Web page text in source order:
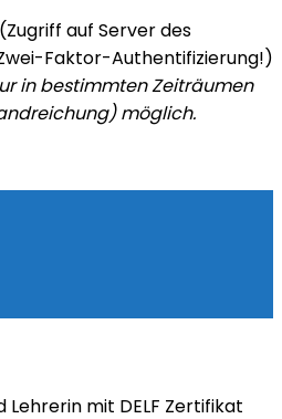
(Zugriff auf Server des
Faktor-Authentifizierung!)
in bestimmten Zeiträumen
möglich.